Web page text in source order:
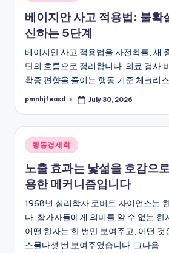
베이지안 사고 적용법: 불확
신하는 5단계
베이지안 사고 적용법을 사전확률, 새
단의 흐름으로 정리합니다. 의료 검사·
확증 편향을 줄이는 행동 기준 체크리
Posted
pmnhjfeasd July 30, 2026
Posted
in
행동경제학
노출 효과는 낯섦을 호감으
용한 메커니즘입니다
1968년 심리학자 로버트 자이언스는
다. 참가자들에게 의미를 알 수 없는 한
어떤 한자는 한 번만 보여주고, 어떤 것
스물다섯 번 보여주었습니다. 그다음…